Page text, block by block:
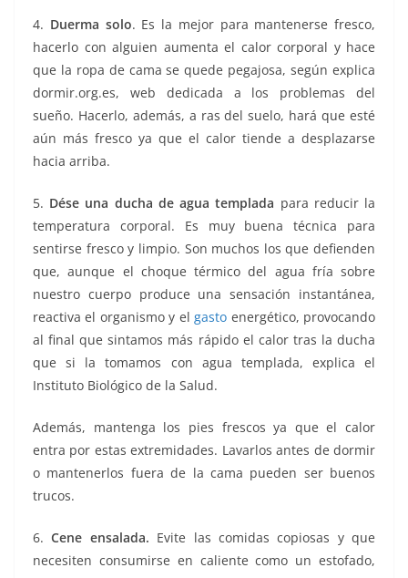
4. Duerma solo. Es la mejor para mantenerse fresco,
hacerlo con alguien aumenta el calor corporal y hace
que la ropa de cama se quede pegajosa, según explica
dormir.org.es, web dedicada a los problemas del
sueño. Hacerlo, además, a ras del suelo, hará que esté
aún más fresco ya que el calor tiende a desplazarse
hacia arriba.
5. Dése una ducha de agua templada para reducir la
temperatura corporal. Es muy buena técnica para
sentirse fresco y limpio. Son muchos los que defienden
que, aunque el choque térmico del agua fría sobre
nuestro cuerpo produce una sensación instantánea,
reactiva el organismo y elgasto energético, provocando
al final que sintamos más rápido el calor tras la ducha
que si la tomamos con agua templada, explica el
Instituto Biológico de la Salud.
Además, mantenga los pies frescos ya que el calor
entra por estas extremidades. Lavarlos antes de dormir
o mantenerlos fuera de la cama pueden ser buenos
trucos.
6.Cene ensalada. Evite las comidas copiosas y que
necesiten consumirse en caliente como un estofado,